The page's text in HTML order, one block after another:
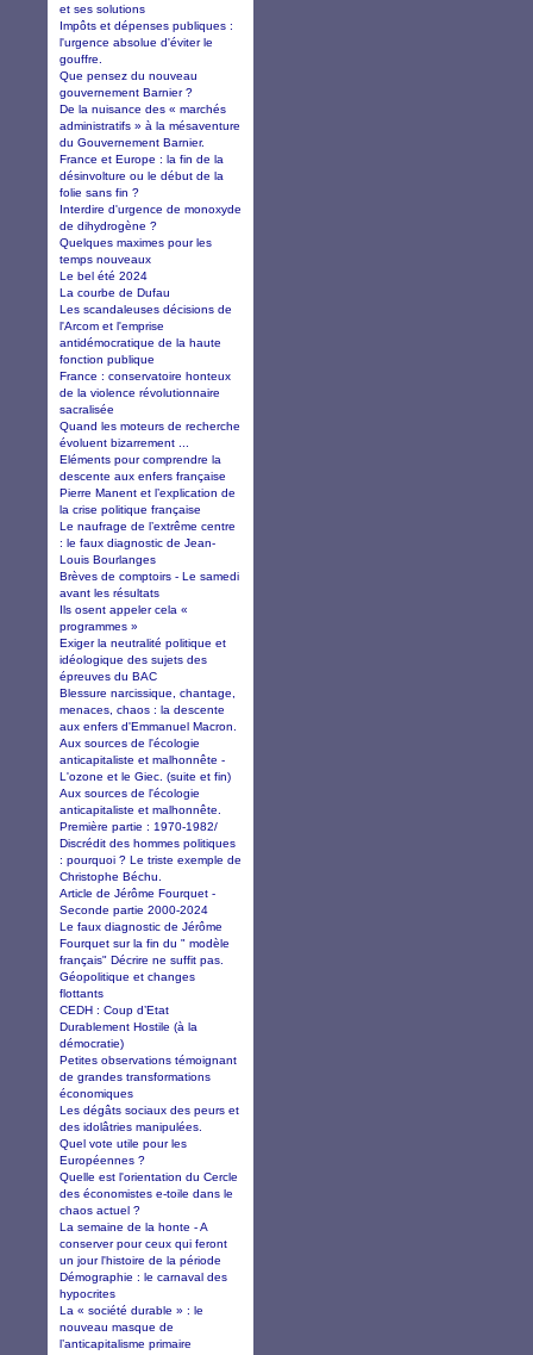
et ses solutions
Impôts et dépenses publiques :
l'urgence absolue d'éviter le
gouffre.
Que pensez du nouveau
gouvernement Barnier ?
De la nuisance des « marchés
administratifs » à la mésaventure
du Gouvernement Barnier.
France et Europe : la fin de la
désinvolture ou le début de la
folie sans fin ?
Interdire d'urgence de monoxyde
de dihydrogène ?
Quelques maximes pour les
temps nouveaux
Le bel été 2024
La courbe de Dufau
Les scandaleuses décisions de
l'Arcom et l'emprise
antidémocratique de la haute
fonction publique
France : conservatoire honteux
de la violence révolutionnaire
sacralisée
Quand les moteurs de recherche
évoluent bizarrement ...
Eléments pour comprendre la
descente aux enfers française
Pierre Manent et l’explication de
la crise politique française
Le naufrage de l’extrême centre
: le faux diagnostic de Jean-
Louis Bourlanges
Brèves de comptoirs - Le samedi
avant les résultats
Ils osent appeler cela «
programmes »
Exiger la neutralité politique et
idéologique des sujets des
épreuves du BAC
Blessure narcissique, chantage,
menaces, chaos : la descente
aux enfers d'Emmanuel Macron.
Aux sources de l'écologie
anticapitaliste et malhonnête -
L'ozone et le Giec. (suite et fin)
Aux sources de l'écologie
anticapitaliste et malhonnête.
Première partie : 1970-1982/
Discrédit des hommes politiques
: pourquoi ? Le triste exemple de
Christophe Béchu.
Article de Jérôme Fourquet -
Seconde partie 2000-2024
Le faux diagnostic de Jérôme
Fourquet sur la fin du " modèle
français" Décrire ne suffit pas.
Géopolitique et changes
flottants
CEDH : Coup d’Etat
Durablement Hostile (à la
démocratie)
Petites observations témoignant
de grandes transformations
économiques
Les dégâts sociaux des peurs et
des idolâtries manipulées.
Quel vote utile pour les
Européennes ?
Quelle est l'orientation du Cercle
des économistes e-toile dans le
chaos actuel ?
La semaine de la honte - A
conserver pour ceux qui feront
un jour l'histoire de la période
Démographie : le carnaval des
hypocrites
La « société durable » : le
nouveau masque de
l’anticapitalisme primaire